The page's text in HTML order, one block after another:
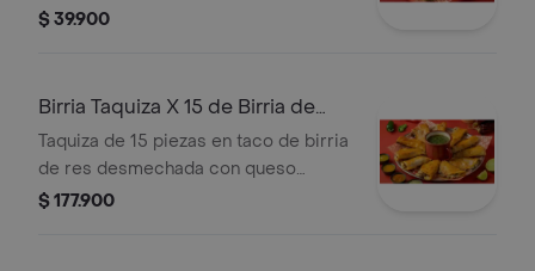
tradicional consomé de birria.
$ 39.900
Birria Taquiza X 15 de Birria de
Res
Taquiza de 15 piezas en taco de birria
de res desmechada con queso
mozarella y pico de gallo. humedecido
$ 177.900